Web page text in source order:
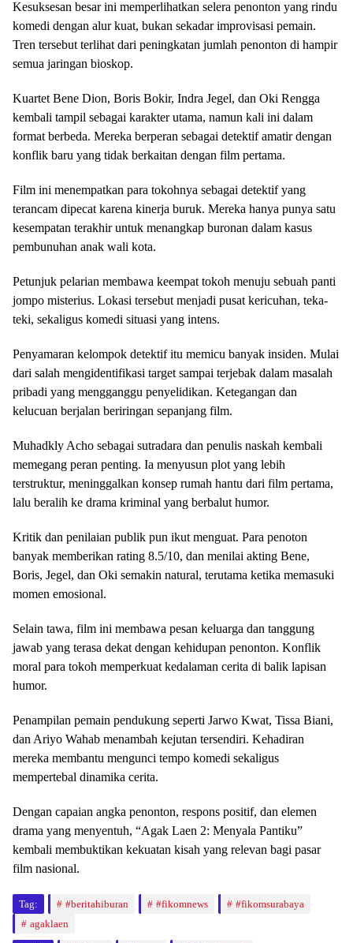
Kesuksesan besar ini memperlihatkan selera penonton yang rindu
komedi dengan alur kuat, bukan sekadar improvisasi pemain.
Tren tersebut terlihat dari peningkatan jumlah penonton di hampir
semua jaringan bioskop.
Kuartet Bene Dion, Boris Bokir, Indra Jegel, dan Oki Rengga
kembali tampil sebagai karakter utama, namun kali ini dalam
format berbeda. Mereka berperan sebagai detektif amatir dengan
konflik baru yang tidak berkaitan dengan film pertama.
Film ini menempatkan para tokohnya sebagai detektif yang
terancam dipecat karena kinerja buruk. Mereka hanya punya satu
kesempatan terakhir untuk menangkap buronan dalam kasus
pembunuhan anak wali kota.
Petunjuk pelarian membawa keempat tokoh menuju sebuah panti
jompo misterius. Lokasi tersebut menjadi pusat kericuhan, teka-
teki, sekaligus komedi situasi yang intens.
Penyamaran kelompok detektif itu memicu banyak insiden. Mulai
dari salah mengidentifikasi target sampai terjebak dalam masalah
pribadi yang mengganggu penyelidikan. Ketegangan dan
kelucuan berjalan beriringan sepanjang film.
Muhadkly Acho sebagai sutradara dan penulis naskah kembali
memegang peran penting. Ia menyusun plot yang lebih
terstruktur, meninggalkan konsep rumah hantu dari film pertama,
lalu beralih ke drama kriminal yang berbalut humor.
Kritik dan penilaian publik pun ikut menguat. Para penoton
banyak memberikan rating 8.5/10, dan menilai akting Bene,
Boris, Jegel, dan Oki semakin natural, terutama ketika memasuki
momen emosional.
Selain tawa, film ini membawa pesan keluarga dan tanggung
jawab yang terasa dekat dengan kehidupan penonton. Konflik
moral para tokoh memperkuat kedalaman cerita di balik lapisan
humor.
Penampilan pemain pendukung seperti Jarwo Kwat, Tissa Biani,
dan Ariyo Wahab menambah kejutan tersendiri. Kehadiran
mereka membantu mengunci tempo komedi sekaligus
mempertebal dinamika cerita.
Dengan capaian angka penonton, respons positif, dan elemen
drama yang menyentuh, “Agak Laen 2: Menyala Pantiku”
kembali membuktikan kekuatan kisah yang relevan bagi pasar
film nasional.
Tag: #beritahiburan #fikomnews
#fikomsurabaya
agaklaen